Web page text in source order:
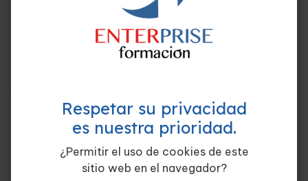
Qué es la gamificación
Qué es un juego
Concepto de juego
Juego libre y juego serio
Concepto de gamificación
Empieza hoy mismo. Te ayudamos a elegir el
mejor curso para ti.
Respetar su privacidad
es nuestra prioridad.
¿Permitir el uso de cookies de este
sitio web en el navegador?